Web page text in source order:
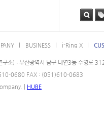
l BUSINESS l i-Ring X l
구소) : 부산광역시 남구 대연3동 수영로
0680 FAX : (051)610-0683
| HUBE